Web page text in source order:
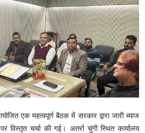
एक महत्वपूर्ण बैठक में सरकार द्वारा जारी ब्याज
विस्तृत चर्चा की गई। अतर्रा चुंगी स्थित कार्यालय